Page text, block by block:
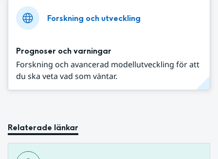
Forskning och utveckling
Prognoser och varningar
Forskning och avancerad modellutveckling för att
du ska veta vad som väntar.
Relaterade länkar